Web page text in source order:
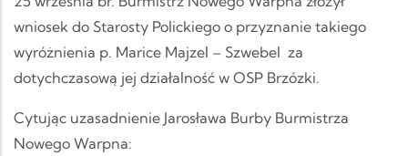
wniosek do Starosty Polickiego o przyznanie takiego
wyróżnienia p. Marice Majzel – Szwebel za
dotychczasową jej działalność w OSP Brzózki.
Cytując uzasadnienie Jarosława Burby Burmistrza
Nowego Warpna: